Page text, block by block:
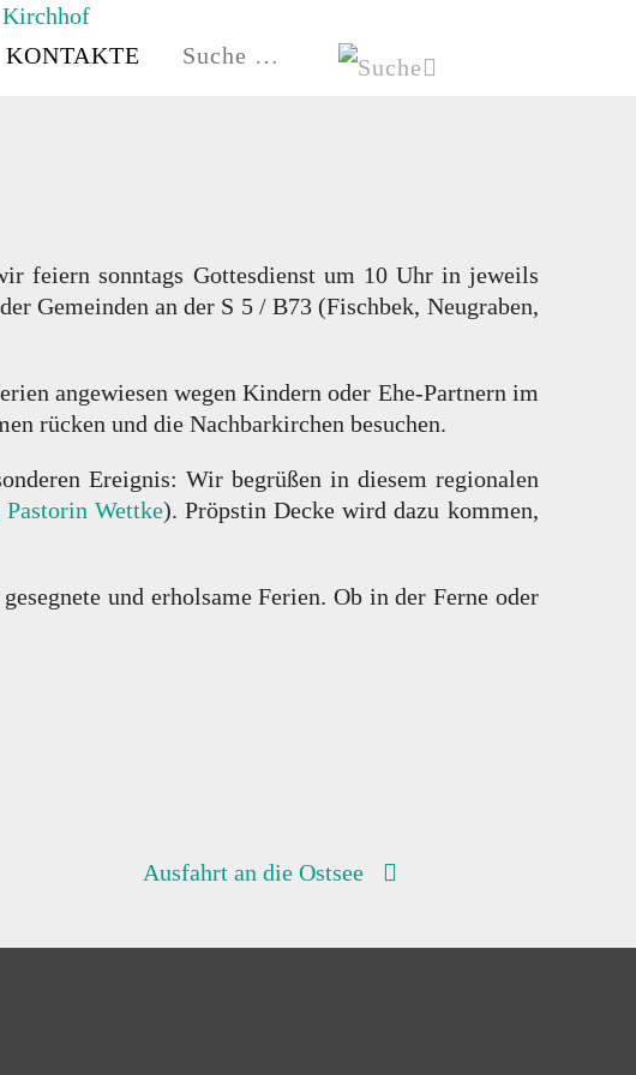
KONTAKTE
feiern sonntags Gottesdienst um 10 Uhrin jeweils
Gemeinden an der S 5 / B73 (Fischbek, Neugraben,
angewiesen wegen Kindern oder Ehe-Partnern im
rücken und die Nachbarkirchen besuchen.
Ereignis: Wir begrüßen in diesem regionalen
Wettke). Pröpstin Decke wird dazu kommen,
und erholsame Ferien. Ob in der Ferne oder
Ausfahrt an die Ostsee